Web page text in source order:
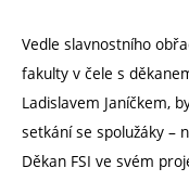
Vedle slavnostního
fakulty v čele s
Ladislavem Janíčkem,
setkání se spolužáky –
Děkan FSI ve svém